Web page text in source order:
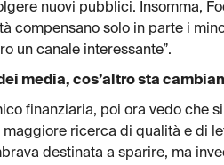
nuovi pubblici. Insomma,
compensano solo in parte i
un canale interessante”.
media, cos’altro sta
finanziaria, poi ora vedo che
maggiore ricerca di qualità e di
destinata a sparire, ma